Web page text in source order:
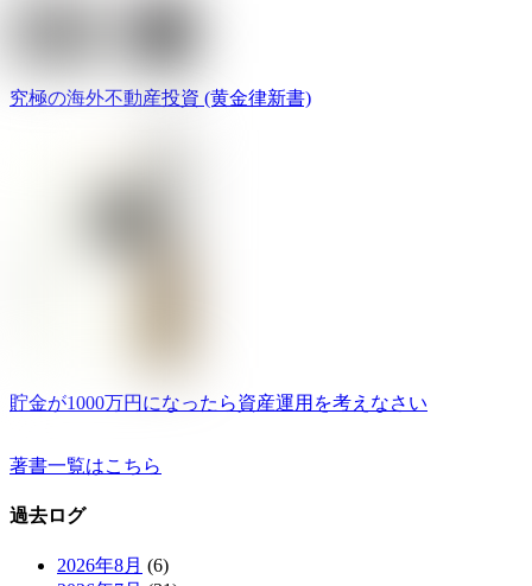
究極の海外不動産投資 (黄金律新書)
貯金が1000万円になったら資産運用を考えなさい
著書一覧はこちら
過去ログ
2026年8月 (6)